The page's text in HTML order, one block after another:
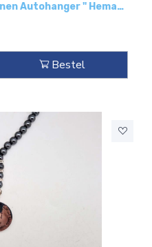
Handgemaakte Natuurstenen Autohanger " Hematiet"- Met metaal hanger - "mijn vader"
Bestel